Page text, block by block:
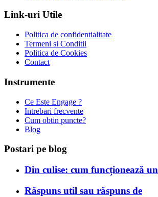
Link-uri Utile
Politica de confidentialitate
Termeni si Conditii
Politica de Cookies
Contact
Instrumente
Ce Este Engage ?
Intrebari frecvente
Cum obtin puncte?
Blog
Postari pe blog
Din culise: cum funcționează un
Răspuns util sau răspuns de